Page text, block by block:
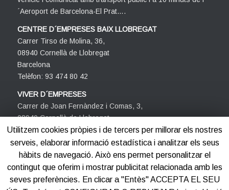
´Aeroport de Barcelona-El Prat….
CENTRE D´EMPRESES BAIX LLOBREGAT
Carrer Tirso de Molina, 36,
08940 Cornellà de Llobregat
Barcelona
Telèfon: 93 474 80 42
VIVER D´EMPRESES
Carrer de Joan Fernàndez i Comas, 3,
08940 Cornellà de Llobregat
Barcelona
Telèfon: 93 474 80 42
Utilitzem cookies pròpies i de tercers per millorar els nostres
serveis, elaborar informació estadística i analitzar els seus
hàbits de navegació. Això ens permet personalitzar el
contingut que oferim i mostrar publicitat relacionada amb les
seves preferències. En clicar a "Entès" ACCEPTA EL SEU